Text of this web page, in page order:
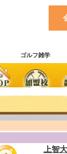
ゴルフ雑学
上智